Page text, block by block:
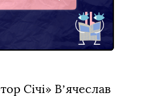
Січі» Вʼячеслав